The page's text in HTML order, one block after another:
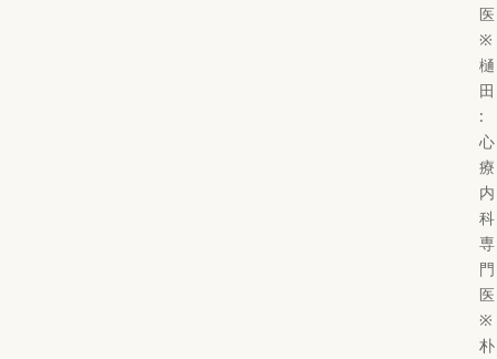
医
※
樋
田
:
心
療
内
科
専
門
医
※
朴